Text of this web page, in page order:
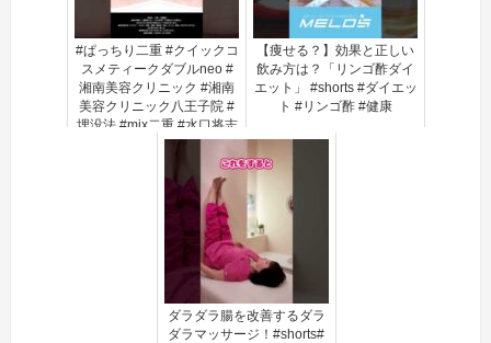
#ぱっちり二重 #クイックコ
スメティークダブルneo #
湘南美容クリニック #湘南
美容クリニック八王子院 #
埋没法 #mix二重 #水口将志
#八王子
【痩せる？】効果と正しい
飲み方は？「リンゴ酢ダイ
エット」 #shorts #ダイエッ
ト #リンゴ酢 #健康
ダラダラ腸を改善するダラ
ダラマッサージ！#shorts#